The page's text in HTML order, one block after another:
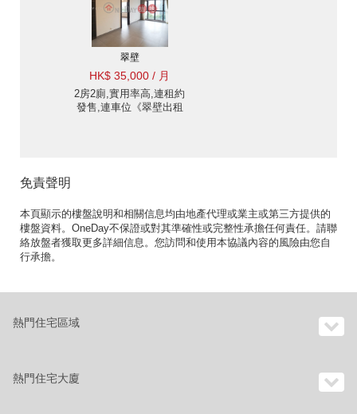
翠壁
HK$ 35,000 / 月
2房2廁,實用率高,連租約
發售,連車位《翠壁出租
免責聲明
本頁顯示的樓盤說明和相關信息均由地產代理或業主或第三方提供的
樓盤資料。OneDay不保證或對其準確性或完整性承擔任何責任。請聯
絡放盤者獲取更多詳細信息。您訪問和使用本協議內容的風險由您自
行承擔。
熱門住宅區域
熱門住宅大廈